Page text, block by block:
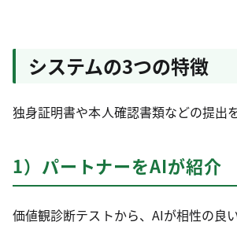
システムの3つの特徴
独身証明書や本人確認書類などの提出
1）パートナーをAIが紹介
価値観診断テストから、AIが相性の良